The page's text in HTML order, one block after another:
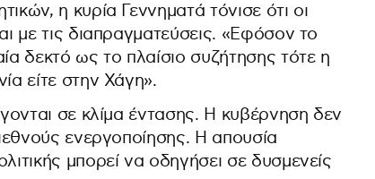
η κυρία Γεννηματά τόνισε ότι οι
με τις διαπραγματεύσεις. «Εφόσον το
δεκτό ως το πλαίσιο συζήτησης τότε η
είτε στην Χάγη».
σε κλίμα έντασης. Η κυβέρνηση δεν
ενεργοποίησης. Η απουσία
μπορεί να οδηγήσει σε δυσμενείς